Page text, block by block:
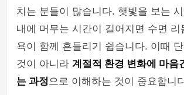
치는 분들이 많습니다. 햇빛을 보는
내에 머무는 시간이 길어지면 수면 리
욕이 함께 흔들리기 쉽습니다. 이때
것이 아니라 계절적 환경 변화에 마음
는 과정으로 이해하는 것이 중요합니